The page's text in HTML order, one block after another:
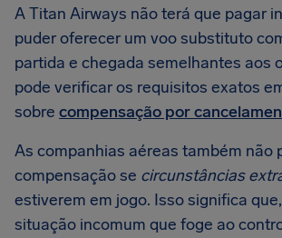
A Titan Airways não terá que pagar
puder oferecer um voo substituto
partida e chegada semelhantes aos
pode verificar os requisitos exatos
sobre compensação por
As companhias aéreas também não
compensação se circunstâncias
estiverem em jogo. Isso significa
situação incomum que foge ao